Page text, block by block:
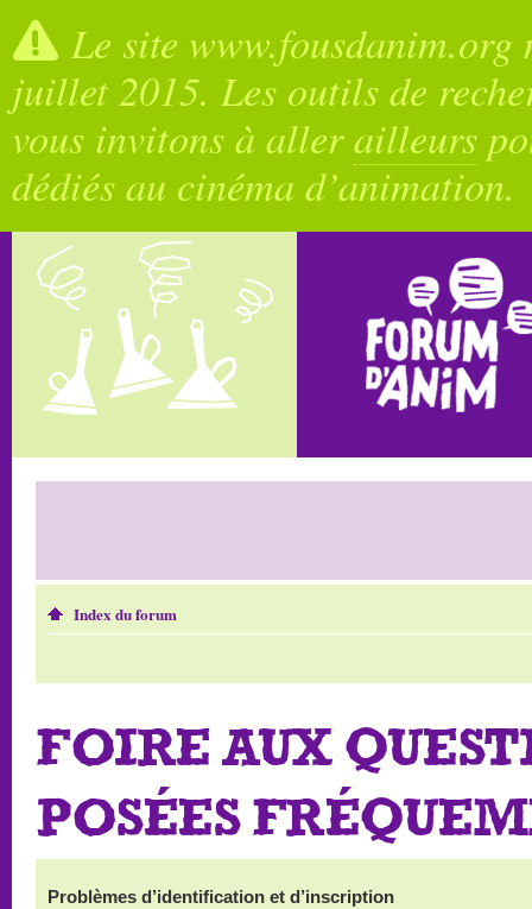
Le site
juillet 2015. Les outils de
vous invitons à allerailleurs
dédiés au cinéma d’animation.
Index du forum
FOIRE AUX
POSÉES
Problèmes d’identification et d’inscription